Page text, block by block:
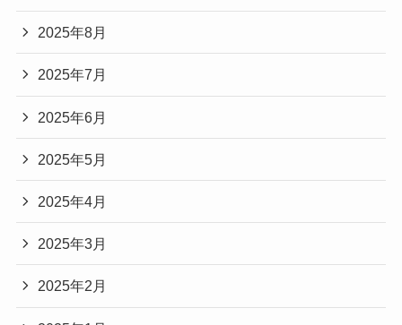
2025年8月
2025年7月
2025年6月
2025年5月
2025年4月
2025年3月
2025年2月